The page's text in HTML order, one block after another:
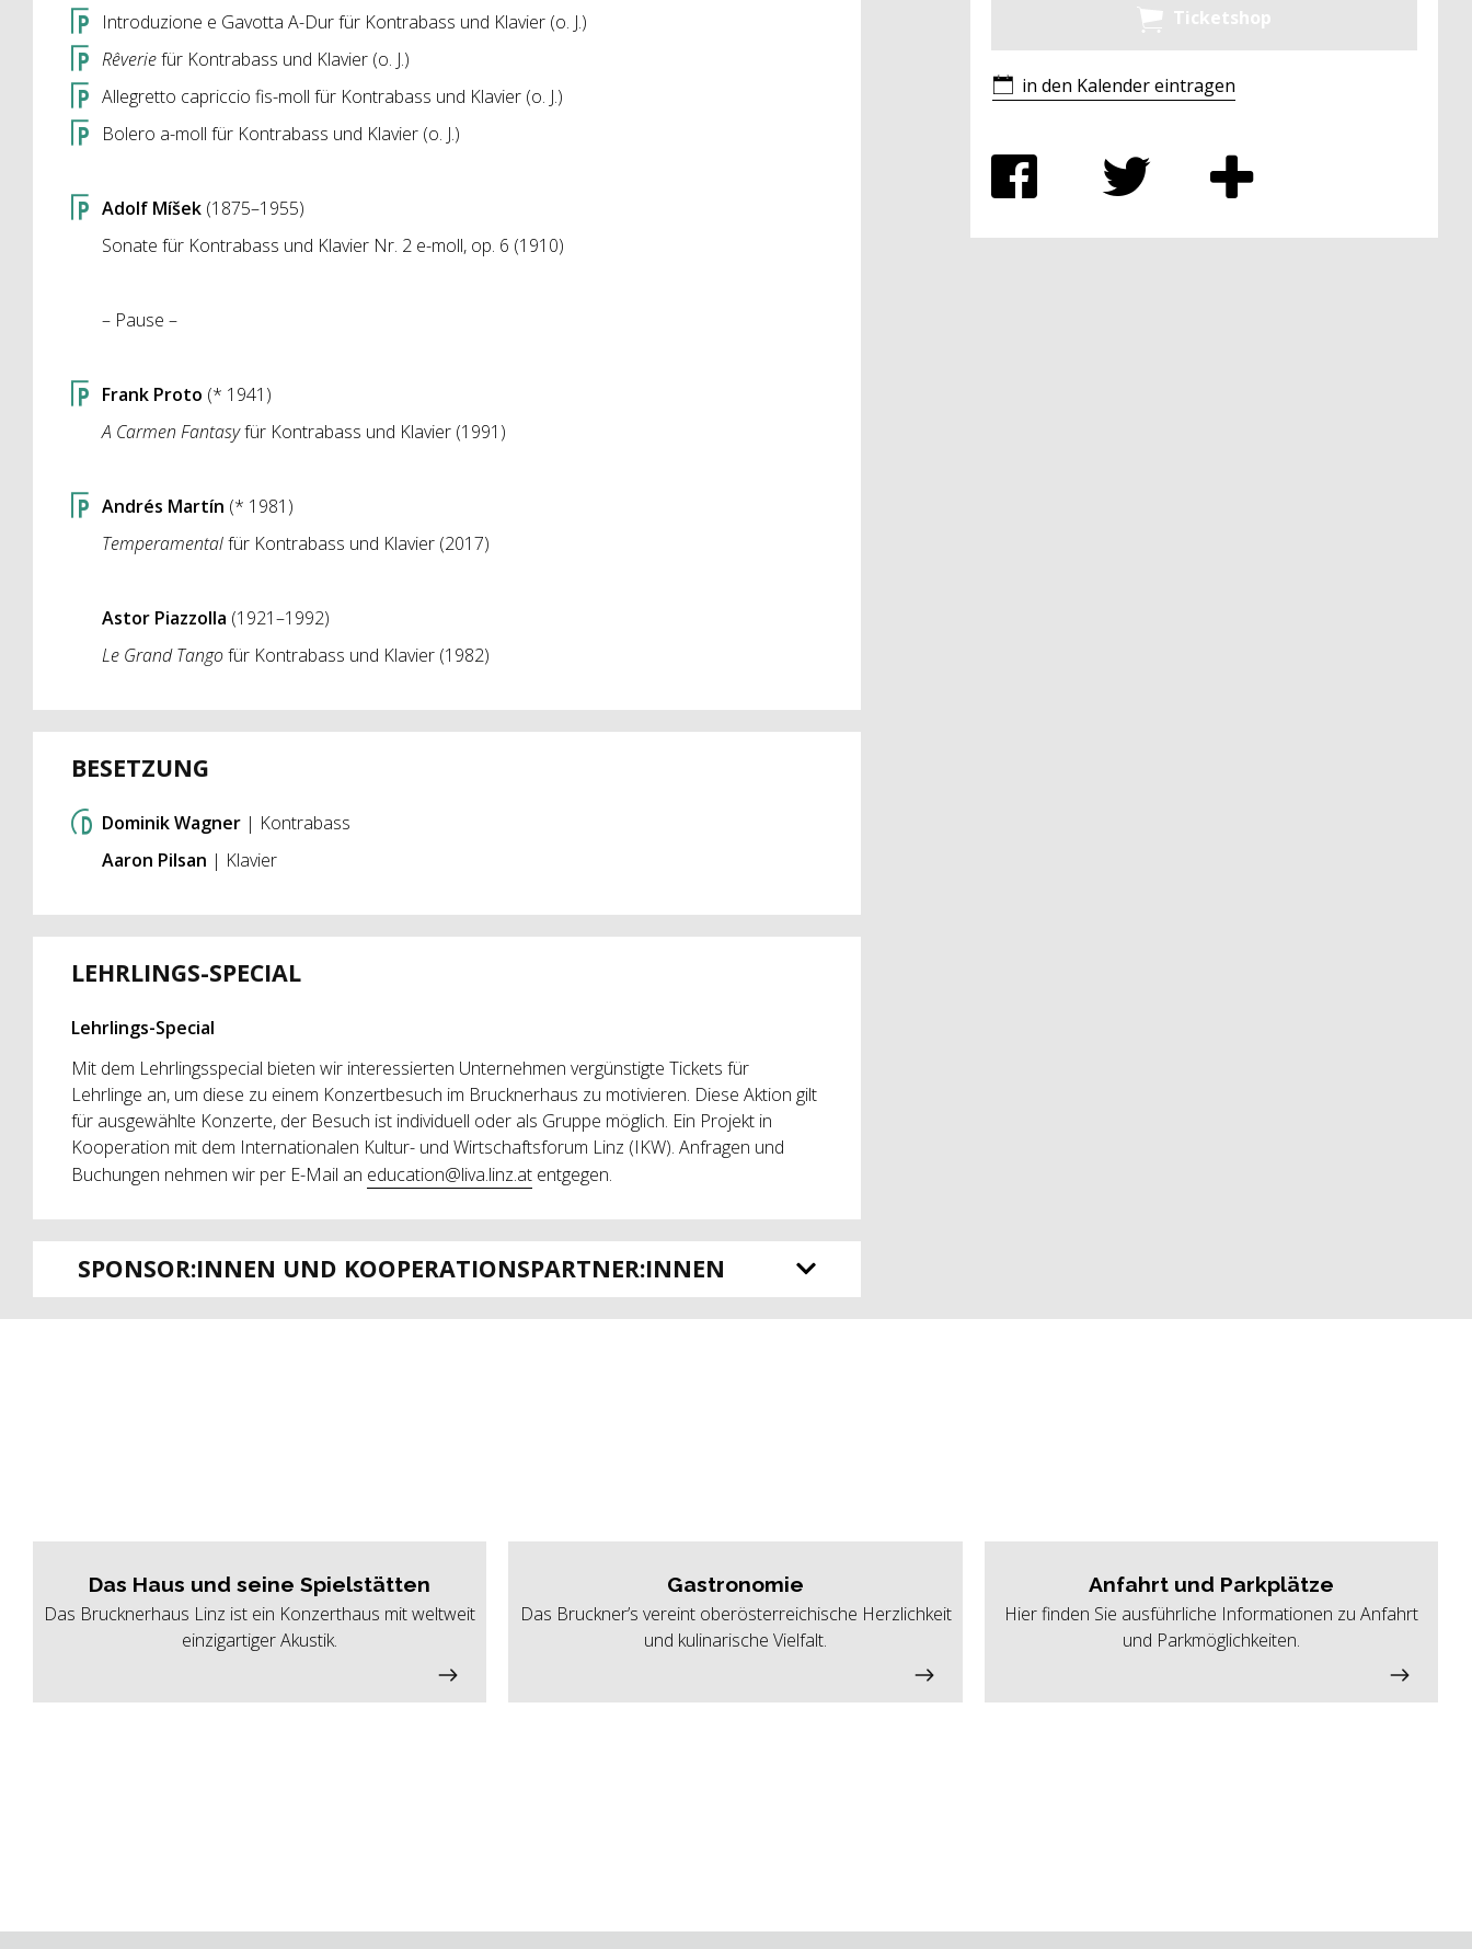
Introduzione e Gavotta A-Dur für Kontrabass und Klavier (o. J.)
Rêveriefür Kontrabass und Klavier (o. J.)
Allegretto capriccio fis-moll für Kontrabass und Klavier (o. J.)
Bolero a-moll für Kontrabass und Klavier (o. J.)
Adolf Míšek(1875–1955)
Sonate für Kontrabass und Klavier Nr. 2 e-moll, op. 6 (1910)
– Pause –
Frank Proto (* 1941)
A Carmen Fantasyfür Kontrabass und Klavier (1991)
Andrés Martín (* 1981)
Temperamentalfür Kontrabass und Klavier (2017)
Astor Piazzolla (1921–1992)
Le Grand Tangofür Kontrabass und Klavier (1982)
BESETZUNG
Dominik Wagner| Kontrabass
Aaron Pilsan | Klavier
LEHRLINGS-SPECIAL
Lehrlings-Special
Mit dem Lehrlingsspecial bieten wir interessierten Unternehmen vergünstigte Tickets für
Lehrlinge an, um diese zu einem Konzertbesuch im Brucknerhaus zu motivieren. Diese Aktion gilt
für ausgewählte Konzerte, der Besuch ist individuell oder als Gruppe möglich. Ein Projekt in
Kooperation mit dem Internationalen Kultur- und Wirtschaftsforum Linz (IKW). Anfragen und
Buchungen nehmen wir per E-Mail an education@liva.linz.atentgegen.
SPONSOR:INNEN UND KOOPERATIONSPARTNER:INNEN
Ticketshop
in den Kalender eintragen
Das Haus und seine Spielstätten
Das Brucknerhaus Linz ist ein Konzerthaus mit weltweit
einzigartiger Akustik.
Gastronomie
Das Bruckner’s vereint oberösterreichische Herzlichkeit
und kulinarische Vielfalt.
Anfahrt und Parkplätze
Hier finden Sie ausführliche Informationen zu Anfahrt
und Parkmöglichkeiten.